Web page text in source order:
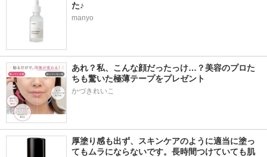
た♪
manyo
あれ？私、こんな顔だったっけ…？美容のプロた
ちも驚いた極薄テープをプレゼント
かづきれいこ
厚塗り感も出ず、スキンケアのように適当に塗っ
てもムラにならないです。長時間つけていても肌